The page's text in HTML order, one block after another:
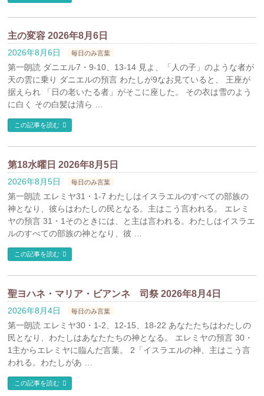
主の変容 2026年8月6日
2026年8月6日 毎日のみ言葉
第一朗読 ダニエル7・9-10、13-14 見よ、「人の子」のような者が
天の雲に乗り ダニエルの預言 わたしが9なお見ていると、 王座が
据えられ 「日の老いたる者」がそこに座した。 その衣は雪のよう
に白く その白髪は清ら …
この記事を読む
第18水曜日 2026年8月5日
2026年8月5日 毎日のみ言葉
第一朗読 エレミヤ31・1-7 わたしはイスラエルのすべての部族の
神となり、彼らはわたしの民となる。主はこう言われる。 エレミ
ヤの預言 31・1そのときには、と主は言われる。わたしはイスラエ
ルのすべての部族の神となり、彼 …
この記事を読む
聖ヨハネ・マリア・ビアンネ 司祭 2026年8月4日
2026年8月4日 毎日のみ言葉
第一朗読 エレミヤ30・1-2、12-15、18-22 あなたたちはわたしの
民となり、わたしはあなたたちの神となる。 エレミヤの預言 30・
1主からエレミヤに臨んだ言葉。 2「イスラエルの神、主はこう言
われる。わたしがあ …
この記事を読む